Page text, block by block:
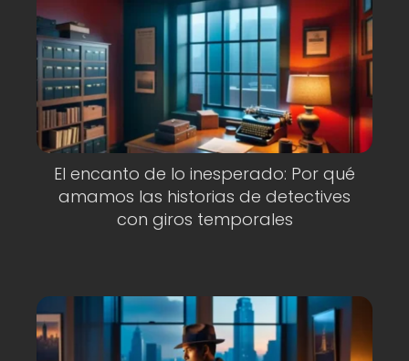
El encanto de lo inesperado: Por qué
amamos las historias de detectives
con giros temporales